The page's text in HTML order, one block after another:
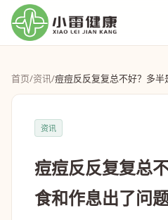
首页/资讯/痘痘反反复复总不好？多半
资讯
痘痘反反复复总
食和作息出了问题